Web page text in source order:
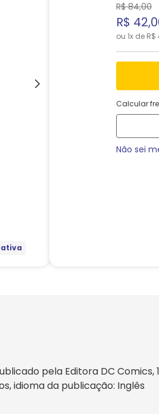
R$ 84,00
R$ 42,
ou 1x de R$
Calcular
Não sei
pela Editora DC
idioma da publicação: Inglês